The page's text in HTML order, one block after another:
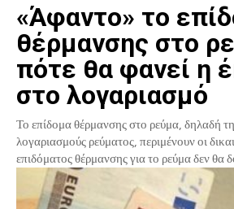
«Άφαντο» το
θέρμανσης στο
πότε θα φανεί η
στο λογαριασμό
Το επίδομα θέρμανσης στο ρεύμα, δηλαδή
λογαριασμούς ρεύματος, περιμένουν οι δικαιούχοι. Οι
επιδόματος θέρμανσης για το ρεύμα δεν θα